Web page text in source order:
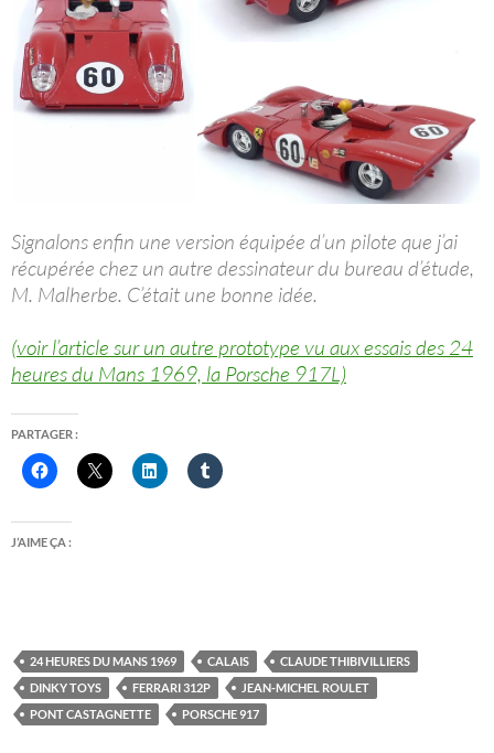
Signalons enfin une version équipée d’un pilote que j’ai
récupérée chez un autre dessinateur du bureau d’étude,
M. Malherbe. C’était une bonne idée.
(voir l’article sur un autre prototype vu aux essais des 24
heures du Mans 1969, la Porsche 917L)
PARTAGER :
J’AIME ÇA :
24 HEURES DU MANS 1969 CALAIS
CLAUDE THIBIVILLIERS
DINKY TOYS
FERRARI 312P
JEAN-MICHEL ROULET
PONT CASTAGNETTE
PORSCHE 917